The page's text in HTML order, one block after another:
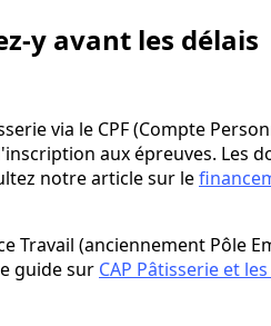
y avant les délais
via le CPF (Compte
aux épreuves. Les
notre article sur le
Travail (anciennement Pôle
guide sur CAP Pâtisserie et